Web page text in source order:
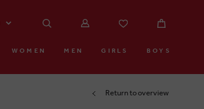
WOMEN MEN GIRLS BOYS
Return to overview